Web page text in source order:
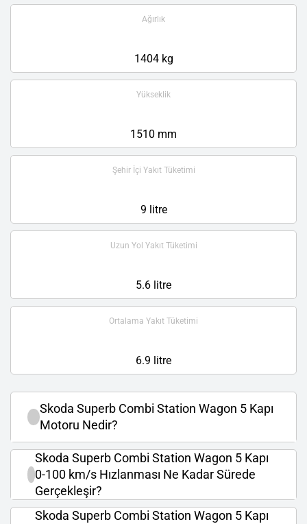
Ağırlık
1404 kg
Yükseklik
1510 mm
Şehir İçi Yakıt Tüketimi
9 litre
Uzun Yol Yakıt Tüketimi
5.6 litre
Ortalama Yakıt Tüketimi
6.9 litre
Skoda Superb Combi Station Wagon 5 Kapı
Motoru Nedir?
Skoda Superb Combi Station Wagon 5 Kapı
0-100 km/s Hızlanması Ne Kadar Sürede
Gerçekleşir?
Skoda Superb Combi Station Wagon 5 Kapı